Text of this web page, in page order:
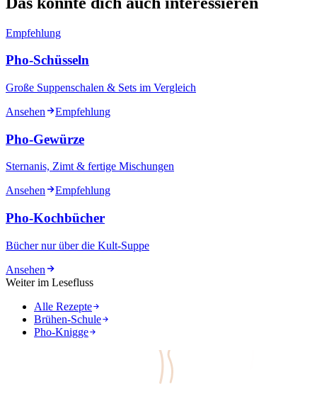
Empfehlung
Pho-Schüsseln
Große Suppenschalen & Sets im Vergleich
Ansehen
Empfehlung
Pho-Gewürze
Sternanis, Zimt & fertige Mischungen
Ansehen
Empfehlung
Pho-Kochbücher
Bücher nur über die Kult-Suppe
Ansehen
Weiter im Lesefluss
Alle Rezepte
Brühen-Schule
Pho-Knigge